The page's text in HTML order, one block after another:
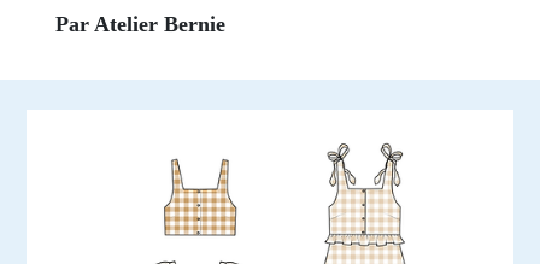
Par Atelier Bernie